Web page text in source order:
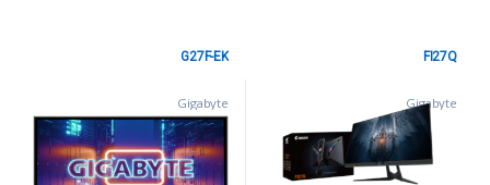
Gigabyte
FI27Q
Gigabyte
G27F-EK